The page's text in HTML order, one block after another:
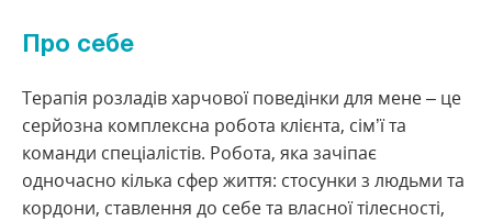
Про себе
Терапія розладів харчової поведінки для мене – це
серйозна комплексна робота клієнта, сім’ї та
команди спеціалістів. Робота, яка зачіпає
одночасно кілька сфер життя: стосунки з людьми та
кордони, ставлення до себе та власної тілесності,